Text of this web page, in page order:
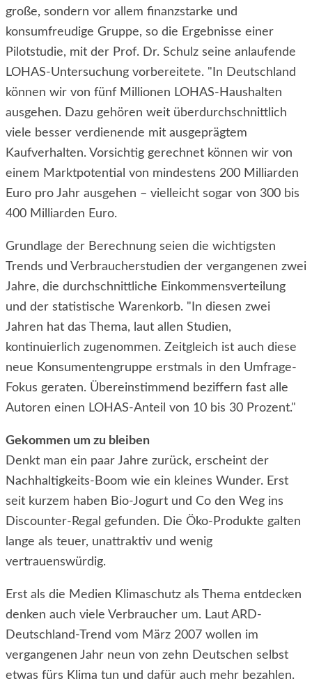
große, sondern vor allem finanzstarke und
konsumfreudige Gruppe, so die Ergebnisse einer
Pilotstudie, mit der Prof. Dr. Schulz seine anlaufende
LOHAS-Untersuchung vorbereitete. "In Deutschland
können wir von fünf Millionen LOHAS-Haushalten
ausgehen. Dazu gehören weit überdurchschnittlich
viele besser verdienende mit ausgeprägtem
Kaufverhalten. Vorsichtig gerechnet können wir von
einem Marktpotential von mindestens 200 Milliarden
Euro pro Jahr ausgehen – vielleicht sogar von 300 bis
400 Milliarden Euro.
Grundlage der Berechnung seien die wichtigsten
Trends und Verbraucherstudien der vergangenen zwei
Jahre, die durchschnittliche Einkommensverteilung
und der statistische Warenkorb. "In diesen zwei
Jahren hat das Thema, laut allen Studien,
kontinuierlich zugenommen. Zeitgleich ist auch diese
neue Konsumentengruppe erstmals in den Umfrage-
Fokus geraten. Übereinstimmend beziffern fast alle
Autoren einen LOHAS-Anteil von 10 bis 30 Prozent."
Gekommen um zu bleiben
Denkt man ein paar Jahre zurück, erscheint der
Nachhaltigkeits-Boom wie ein kleines Wunder. Erst
seit kurzem haben Bio-Jogurt und Co den Weg ins
Discounter-Regal gefunden. Die Öko-Produkte galten
lange als teuer, unattraktiv und wenig
vertrauenswürdig.
Erst als die Medien Klimaschutz als Thema entdecken
denken auch viele Verbraucher um. Laut ARD-
Deutschland-Trend vom März 2007 wollen im
vergangenen Jahr neun von zehn Deutschen selbst
etwas fürs Klima tun und dafür auch mehr bezahlen.